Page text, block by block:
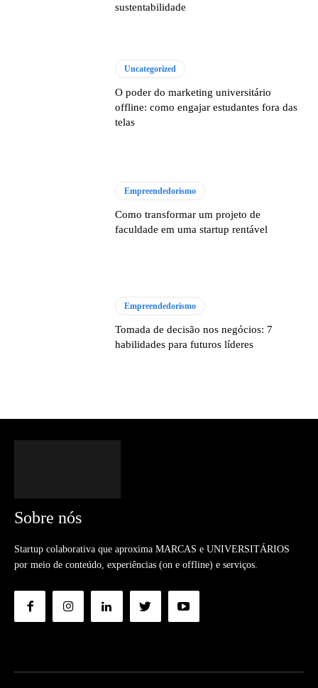
sustentabilidade
Uncategorized
O poder do marketing universitário
offline: como engajar estudantes fora das
telas
Empreendedorismo
Como transformar um projeto de
faculdade em uma startup rentável
Empreendedorismo
Tomada de decisão nos negócios: 7
habilidades para futuros líderes
Sobre nós
Startup colaborativa que aproxima MARCAS e UNIVERSITÁRIOS
por meio de conteúdo, experiências (on e offline) e serviços.